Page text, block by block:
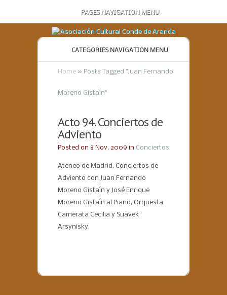
PAGES NAVIGATION MENU
CATEGORIES NAVIGATION MENU
Home » Posts Tagged "Juan Fernando
Moreno Gistaín"
Acto 94. Conciertos de
Adviento
Posted on 8 Nov, 2009 in Conciertos
Ateneo de Madrid. Conciertos de
Adviento con Juan Fernando
Moreno Gistaín y José Enrique
Moreno Gistaín al Piano, Orquesta
Camerata Cecilia y Suavek
Arsynisky.